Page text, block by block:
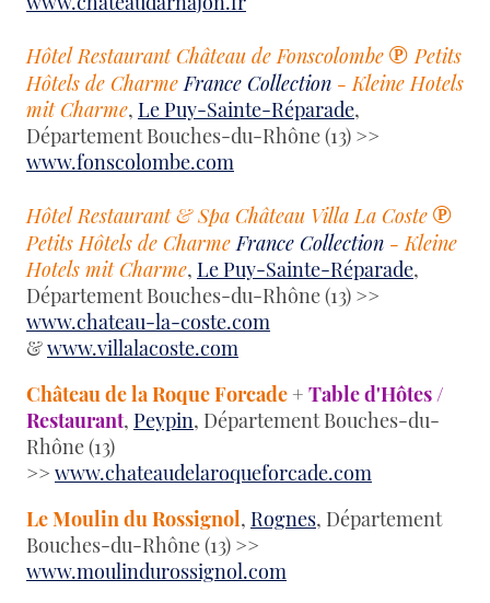
Hôtel Restaurant Château de Fonscolombe ℗ Petits
Hôtels de CharmeFrance Collection - Kleine Hotels
mit Charme, Le Puy-Sainte-Réparade,
Département Bouches-du-Rhône (13) >>
www.fonscolombe.com
Hôtel Restaurant & Spa Château Villa La Coste ℗
Petits Hôtels de CharmeFrance Collection - Kleine
Hotels mit Charme, Le Puy-Sainte-Réparade,
Département Bouches-du-Rhône (13) >>
www.chateau-la-coste.com
&www.villalacoste.com
Château de la Roque Forcade + Table d'Hôtes /
Restaurant, Peypin, Département Bouches-du-
Rhône (13)
>> www.chateaudelaroqueforcade.com
Le Moulin du Rossignol, Rognes, Département
Bouches-du-Rhône (13) >>
www.moulindurossignol.com